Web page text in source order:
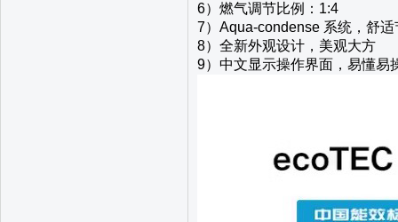
6）燃气调节比例：1:4
7）Aqua-condense 系统，舒适
8）全新外观设计，美观大方
9）中文显示操作界面，易懂易